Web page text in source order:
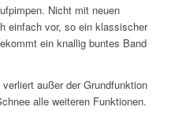
Nicht mit neuen
einfach vor, so ein klassischer
ein knallig buntes Band
außer der Grundfunktion
alle weiteren Funktionen.